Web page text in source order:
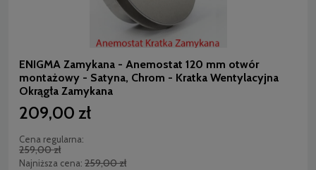
ENIGMA Zamykana - Anemostat 120 mm otwór
montażowy - Satyna, Chrom - Kratka Wentylacyjna
Okrągła Zamykana
209,00 zł
Cena regularna:
259,00 zł
Najniższa cena: 259,00 zł